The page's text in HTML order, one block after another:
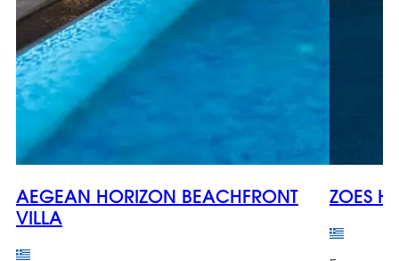
AEGEAN HORIZON BEACHFRONT
VILLA
ZOES